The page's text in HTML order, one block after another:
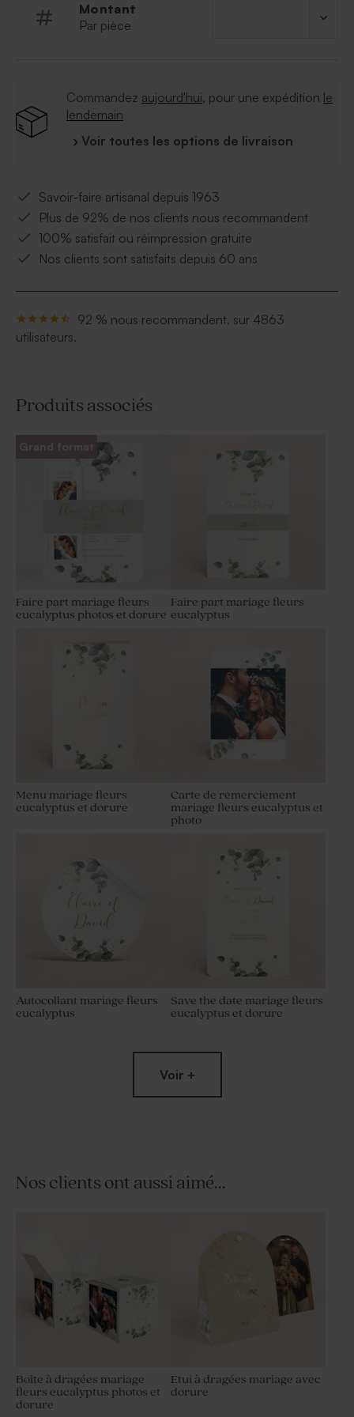
gratitude en quelques mots.
Montant
Par pièce
Commandez aujourd'hui, pour une expédition le
lendemain
› Voir toutes les options de livraison
Savoir-faire artisanal depuis 1963
Plus de 92% de nos clients nous recommandent
100% satisfait ou réimpression gratuite
Nos clients sont satisfaits depuis 60 ans
92 % nous recommandent, sur 4863
utilisateurs.
Produits associés
Grand format
Faire part mariage fleurs
eucalyptus photos et dorure
Faire part mariage fleurs
eucalyptus
Menu mariage fleurs
eucalyptus et dorure
Carte de remerciement
mariage fleurs eucalyptus et
photo
Autocollant mariage fleurs
eucalyptus
Save the date mariage fleurs
eucalyptus et dorure
Rond de serviette mariage
Voir +
Nos clients ont aussi aimé...
Boîte à dragées mariage
fleurs eucalyptus photos et
dorure
Etui à dragées mariage avec
dorure